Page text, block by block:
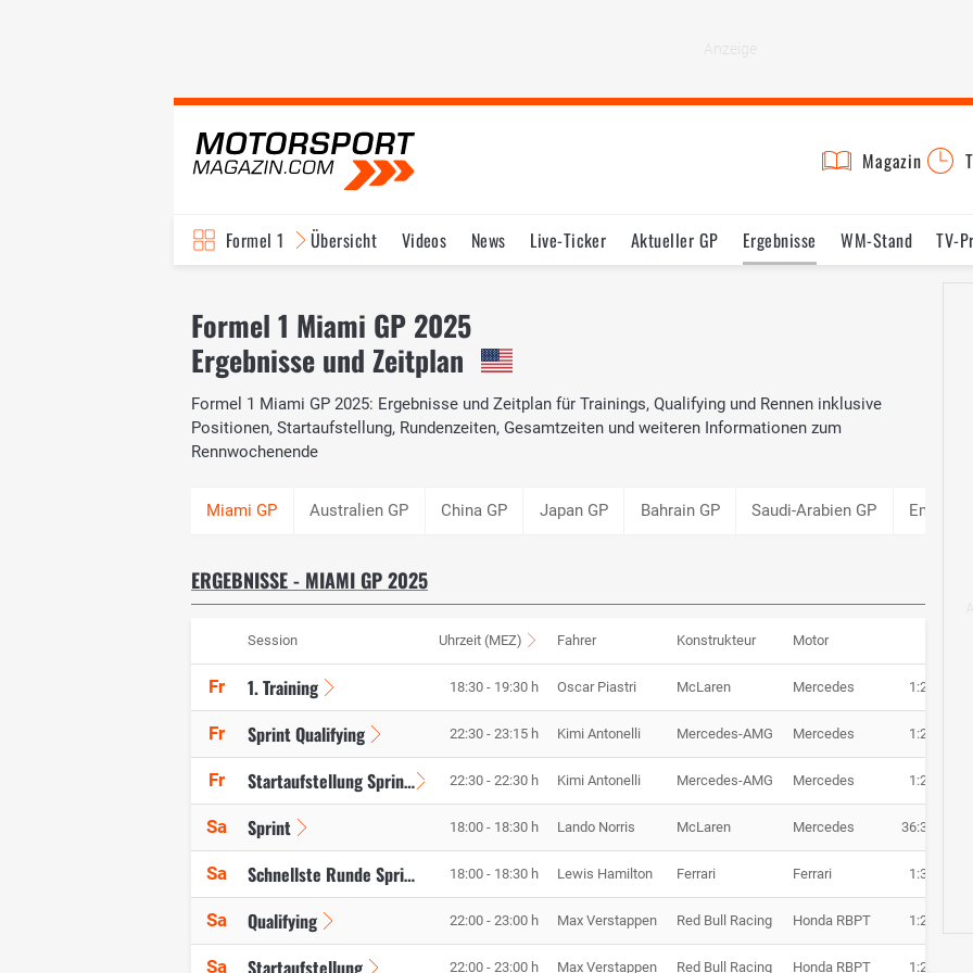
Magazin
Formel 1 Übersicht Videos News Live-Ticker Aktueller GP Ergebnisse WM-Stand TV-
Formel 1 Miami GP 2025
Ergebnisse und Zeitplan
Formel 1 Miami GP 2025: Ergebnisse und Zeitplan für Trainings, Qualifying und Rennen inklusive
Positionen, Startaufstellung, Rundenzeiten, Gesamtzeiten und weiteren Informationen zum
Rennwochenende
Australien GP China GP Japan GP Bahrain GP Saudi-Arabien GP Emilia
ERGEBNISSE - MIAMI GP 2025
Session Uhrzeit (MEZ) Fahrer Konstrukteur Motor
Fr 1. Training 18:30 - 19:30 h Oscar Piastri McLaren Mercedes 1:27.128
Fr Sprint Qualifying 22:30 - 23:15 h Kimi Antonelli Mercedes-AMG Mercedes 1:26.482
Fr Startaufstellung Sprint 22:30 - 22:30 h Kimi Antonelli Mercedes-AMG Mercedes 1:26.482
Sa Sprint 18:00 - 18:30 h Lando Norris McLaren Mercedes 36:37.647
Sa Schnellste Runde Sprint 18:00 - 18:30 h Lewis Hamilton Ferrari Ferrari 1:36.368
Sa Qualifying 22:00 - 23:00 h Max Verstappen Red Bull Racing Honda RBPT 1:26.204
Sa 22:00 - 23:00 h Max Verstappen Red Bull Racing Honda RBPT 1:26.204